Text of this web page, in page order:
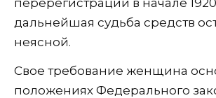
дальнейшая судьба средств
неясной.
Свое требование женщина
положениях Федерального